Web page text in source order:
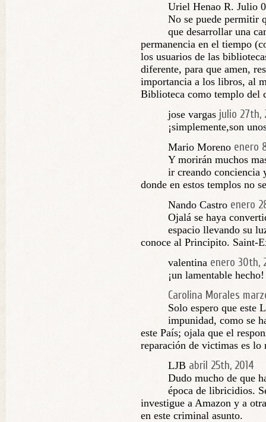
Uriel Henao R. Julio
No se puede permitir
que desarrollar una
permanencia en el tiempo
los usuarios de las
diferente, para que amen,
importancia a los libros, al
Biblioteca como templo del
jose vargas julio 27th,
¡simplemente,son
Mario Moreno enero
Y morirán muchos
ir creando conciencia
donde en estos templos no
Nando Castro enero
Ojalá se haya
espacio llevando su
conoce al Principito. Saint-
valentina enero 30th,
¡un lamentable hecho!
Carolina Morales
Solo espero que este
impunidad, como se
este País; ojala que el
reparación de victimas es lo
LJB abril 25th, 2014
Dudo mucho de que
época de libricidios.
investigue a Amazon y a
en este criminal asunto.